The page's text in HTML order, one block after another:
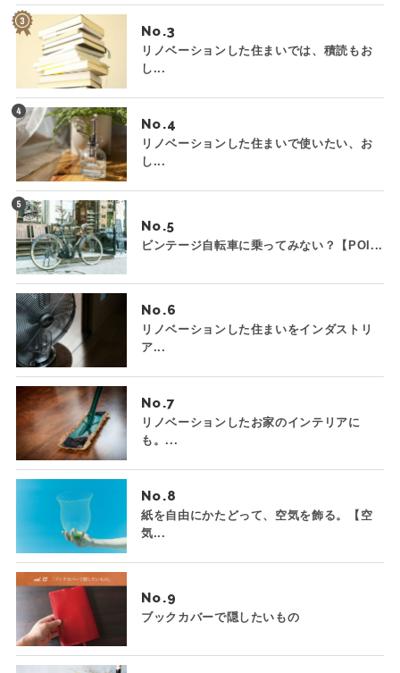
No.
リノベーションした住まいでは、積読もお
し...
No.
リノベーションした住まいで使いたい、お
し...
No.
ビンテージ自転車に乗ってみない？【POI...
No.
リノベーションした住まいをインダストリ
ア...
No.
リノベーションしたお家のインテリアに
も。...
No.
紙を自由にかたどって、空気を飾る。【空
気...
No.
ブックカバーで隠したいもの